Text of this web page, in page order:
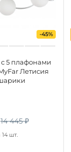
14 445 ₽
-45%
5 плафонами
Летисия
шт.